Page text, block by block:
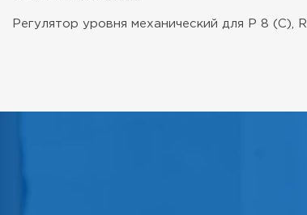
Регулятор уровня механический для P 8 (C),